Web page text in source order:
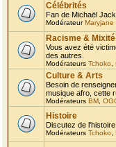
Célébrités
Fan de Michaël
ModérateurMaryjane
Racisme & Mixité
Vous avez été
des autres.
Modérateurs Tchoko
Culture & Arts
Besoin de
musique afro, cette
Modérateurs BM
Histoire
Discutez de
Modérateurs Tchoko